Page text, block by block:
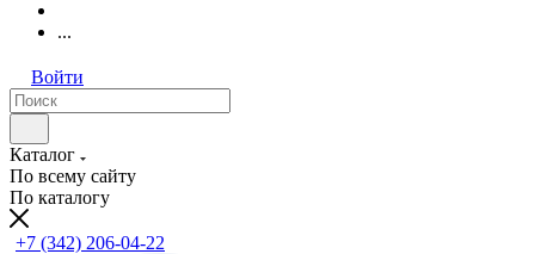
...
Войти
Каталог
По всему сайту
По каталогу
+7 (342) 206-04-22